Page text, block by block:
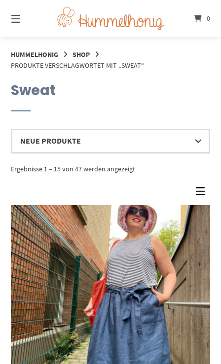
zum
Inhalt
0
HUMMELHONIG
SHOP
PRODUKTE VERSCHLAGWORTET MIT „SWEAT“
Sweat
Ergebnisse 1 – 15 von 47 werden angezeigtNach